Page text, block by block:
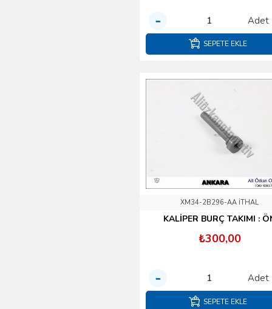
Adet
SEPETE EKLE
XM34-2B296-AA İTHAL
KALİPER BURÇ TAKIMI :
₺300,00
Adet
SEPETE EKLE